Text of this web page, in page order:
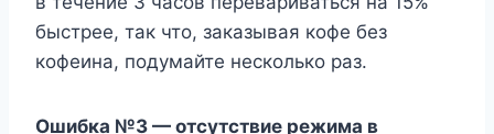
быстрее, так что, заказывая кофе без
кофеина, подумайте несколько раз.
Ошибка №3 — отсутствие режима в